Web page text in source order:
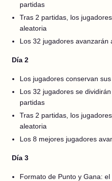
partidas
Tras 2 partidas, los
aleatoria
Los 32 jugadores avanzarán
Día 2
Los jugadores conservan
Los 32 jugadores se
partidas
Tras 2 partidas, los
aleatoria
Los 8 mejores jugadores
Día 3
Formato de Punto y Gana: